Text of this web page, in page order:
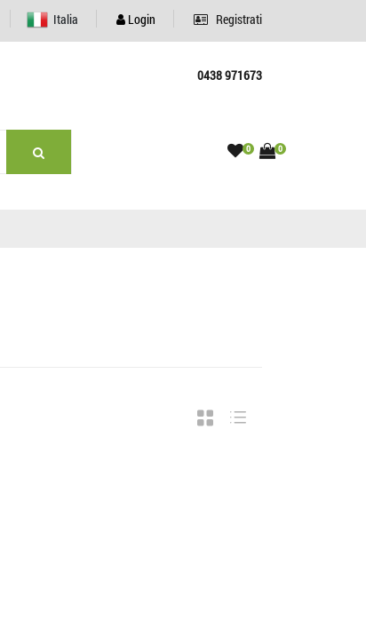
Italia Login Registrati
0438 971673
0 0